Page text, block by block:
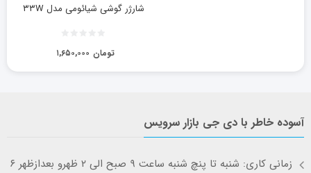
شارژر گوشی شیائومی مدل ۳۳W
۱,۶۵۰,۰۰۰ تومان
آسوده خاطر با دی جی بازار سرویس
زمانی کاری: شنبه تا پنچ شنبه ساعت ۹ صبح الی ۲ ظهرو بعدازظهر ۶